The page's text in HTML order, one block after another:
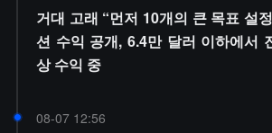
거대 고래 “먼저 10개의 큰 목표 설
션 수익 공개, 6.4만 달러 이하에서
상 수익 중
08-07 12:56